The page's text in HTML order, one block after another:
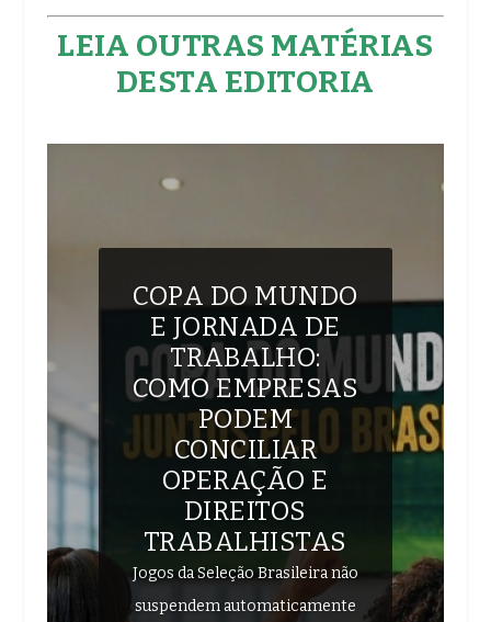
LEIA OUTRAS MATÉRIAS
DESTA EDITORIA
COPA DO MUNDO
E JORNADA DE
TRABALHO:
COMO EMPRESAS
PODEM
CONCILIAR
OPERAÇÃO E
DIREITOS
TRABALHISTAS
Jogos da Seleção Brasileira não
suspendem automaticamente